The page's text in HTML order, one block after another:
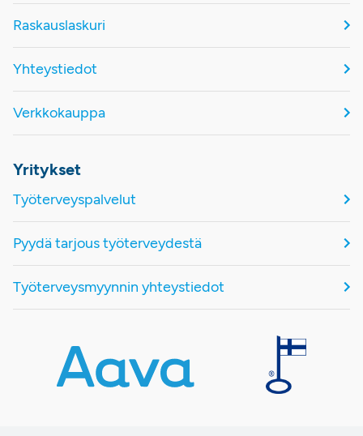
Raskauslaskuri
Yhteystiedot
Verkkokauppa
Yritykset
Työterveyspalvelut
Pyydä tarjous työterveydestä
Työterveysmyynnin yhteystiedot